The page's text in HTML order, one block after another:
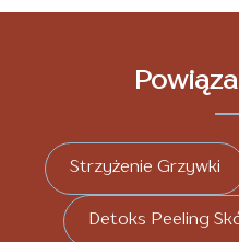
Strzyżenie Grzywki
Detoks Peeling